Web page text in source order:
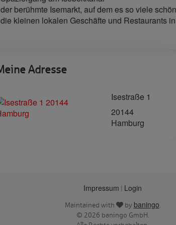
berühmte Isemarkt, auf dem es so viele
kleinen lokalen Geschäfte und Restaurants
Adresse
Isestraße 1
20144
Hamburg
Impressum | Login
Maintained with by baningo
© 2026 baningo GmbH.